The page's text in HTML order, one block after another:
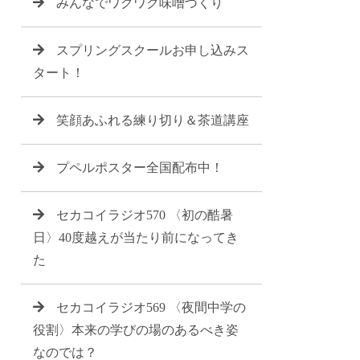
みんなでワクワク味噌づくり
スプリングスクールお申し込みス
タート！
笑顔あふれる練り切り＆茶道講座
プペルポスター全国配布中！
セカコイラジオ570 〈初の酷暑
日〉40度越えが当たり前になってき
た
セカコイラジオ569 〈夜間中学の
役割〉本来の学びの場のあるべき姿
なのでは？